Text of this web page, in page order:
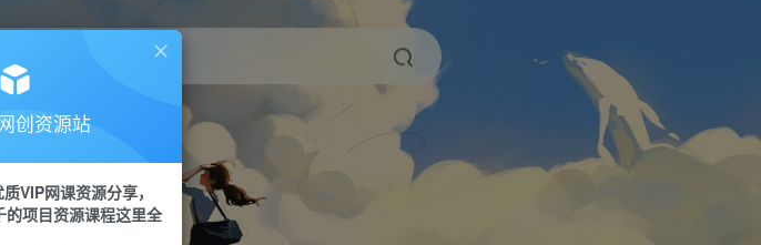
小红书 剪辑
创资源站
VIP网课资源分享，
项目资源课程这里全